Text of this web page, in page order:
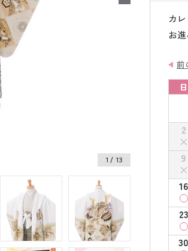
カ
お進
前
日
2
9
16
23
30
1 / 13